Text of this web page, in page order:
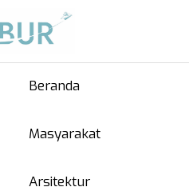
Beranda
Masyarakat
Arsitektur